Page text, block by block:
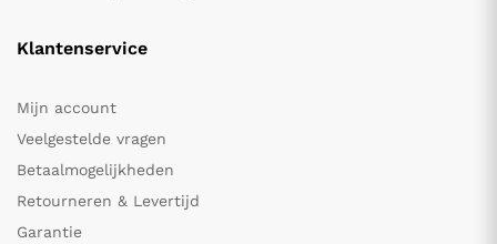
Klantenservice
Mijn account
Veelgestelde vragen
Betaalmogelijkheden
Retourneren & Levertijd
Garantie